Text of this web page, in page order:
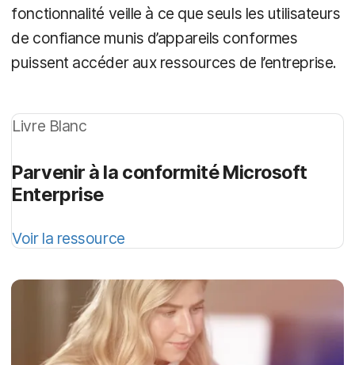
fonctionnalité veille à ce que seuls les utilisateurs
de confiance munis d’appareils conformes
puissent accéder aux ressources de l’entreprise.
Livre Blanc
Parvenir à la conformité Microsoft
Enterprise
Voir la ressource